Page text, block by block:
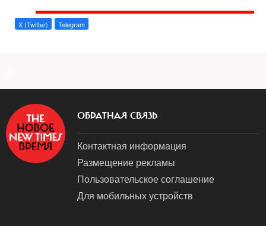
X (Twitter) Telegram
ОБРАТНАЯ СВЯЗЬ
Контактная информация
Размещение рекламы
Пользовательское соглашение
Для мобильных устройств